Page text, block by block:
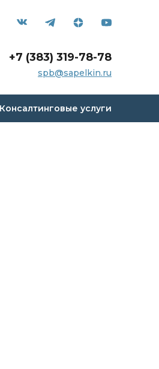
+7 (383) 319-78-78
spb@sapelkin.ru
Консалтинговые услуги